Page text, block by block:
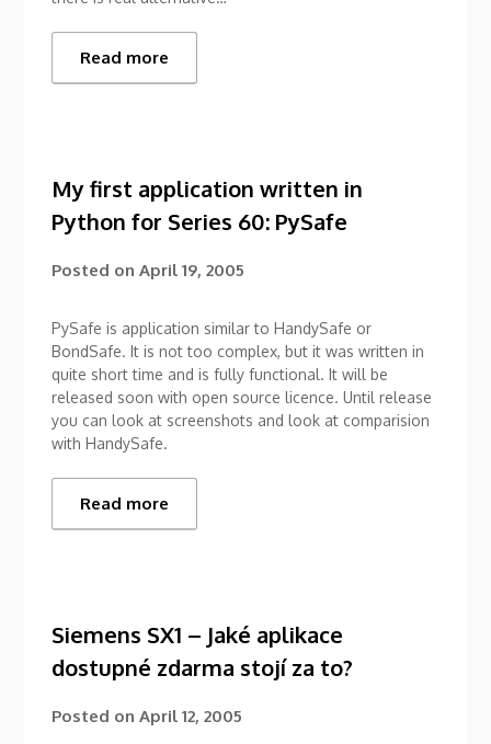
Read more
My first application written in
Python for Series 60: PySafe
Posted onApril 19, 2005
PySafe is application similar to HandySafe or
BondSafe. It is not too complex, but it was written in
quite short time and is fully functional. It will be
released soon with open source licence. Until release
you can look at screenshots and look at comparision
with HandySafe.
Read more
Siemens SX1 – Jaké aplikace
dostupné zdarma stojí za to?
Posted onApril 12, 2005